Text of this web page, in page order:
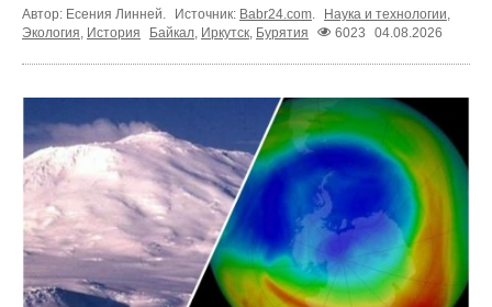
Автор: Есения Линней. Источник: Babr24.com. Наука и технологии,
Экология, История Байкал, Иркутск, Бурятия 6023 04.08.2026